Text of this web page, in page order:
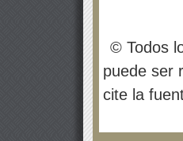
© Todos
puede ser
cite la